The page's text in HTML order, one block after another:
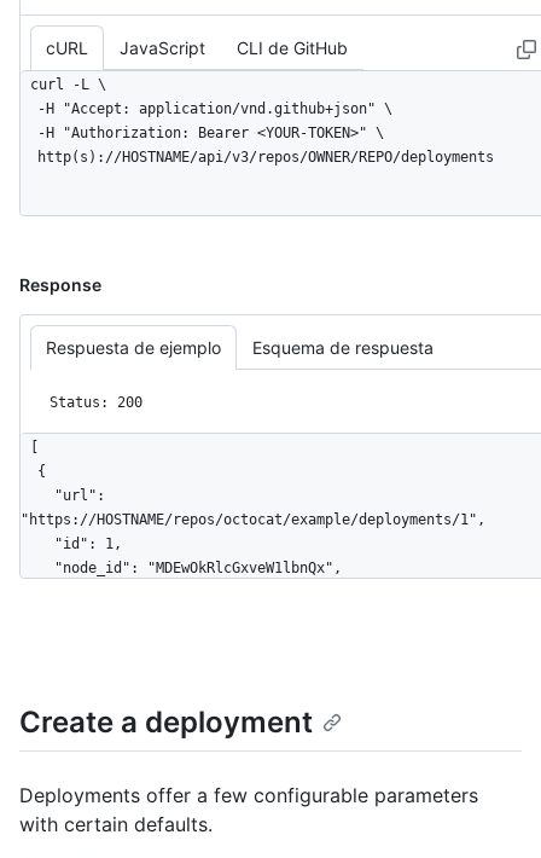
cURL JavaScript CLI de GitHub
curl -L \
  http(s)://HOSTNAME/api/v3/repos/OWNER/REPO/deployments
Response
Respuesta de ejemplo Esquema de respuesta
Status: 200
"https://HOSTNAME/repos/octocat/example/deployments/1",
    "environment": "production",
    "description": "Deploy request from hubot",
      "login": "octocat",
      "id": 1,
      "node_id": "MDQ6VXNlcjE=",
Create a deployment
Deployments offer a few configurable parameters
with certain defaults.